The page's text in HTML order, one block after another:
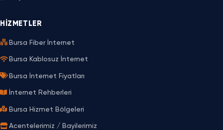
HIZMETLER
Bursa Fiber İnternet
Bursa Kablosuz İnternet
Bursa İnternet Fiyatları
İnternet Rehberleri
Bursa Hizmet Bölgeleri
Acentelerimiz / Bayilerimiz